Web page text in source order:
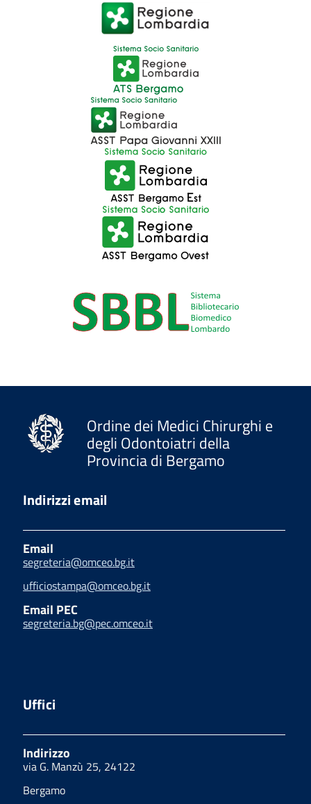
Ordine dei Medici Chirurghi e
degli Odontoiatri della
Provincia di Bergamo
Indirizzi email
Email
segreteria@omceo.bg.it
ufficiostampa@omceo.bg.it
Email PEC
segreteria.bg@pec.omceo.it
Uffici
Indirizzo
via G. Manzù 25, 24122
Bergamo